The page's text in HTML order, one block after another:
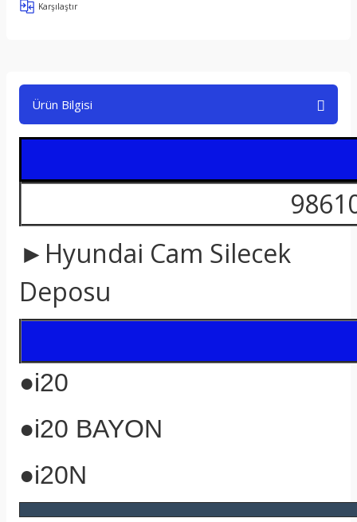
Karşılaştır
Ürün Bilgisi
►Hyundai Cam Silecek
Deposu
●i20
●i20 BAYON
●i20N